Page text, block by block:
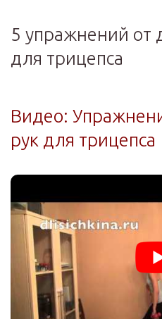
5 упражнений от
для трицепса
Видео:
рук для трицепса